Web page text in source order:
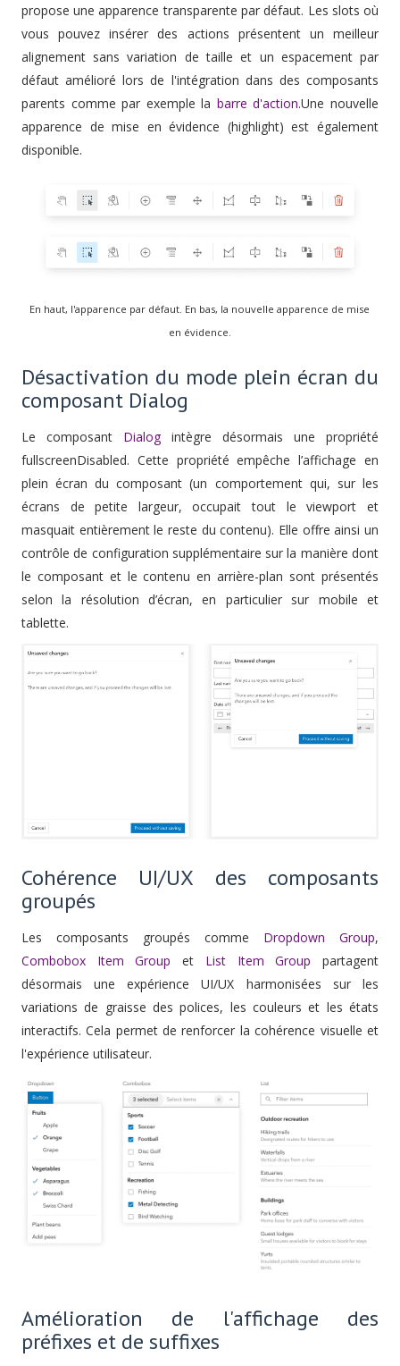
propose une apparence transparente par défaut. Les slots où
vous pouvez insérer des actions présentent un meilleur
alignement sans variation de taille et un espacement par
défaut amélioré lors de l'intégration dans des composants
parents comme par exemple la barre d'action.Une nouvelle
apparence de mise en évidence (highlight) est également
disponible.
En haut, l'apparence par défaut. En bas, la nouvelle apparence de mise
en évidence.
Désactivation du mode plein écran du
composant Dialog
Le composant Dialogintègre désormais une propriété
fullscreenDisabled. Cette propriété empêche l’affichage en
plein écran du composant (un comportement qui, sur les
écrans de petite largeur, occupait tout le viewport et
masquait entièrement le reste du contenu). Elle offre ainsi un
contrôle de configuration supplémentaire sur la manière dont
le composant et le contenu en arrière-plan sont présentés
selon la résolution d’écran, en particulier sur mobile et
tablette.
Cohérence UI/UX des composants
groupés
Les composants groupés comme Dropdown Group,
Combobox Item Group et List Item Group partagent
désormais une expérience UI/UX harmonisées sur les
variations de graisse des polices, les couleurs et les états
interactifs. Cela permet de renforcer la cohérence visuelle et
l'expérience utilisateur.
Amélioration de l'affichage des
préfixes et de suffixes